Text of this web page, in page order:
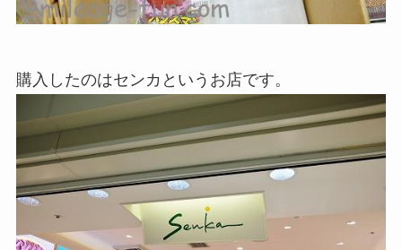
購入したのはセンカというお店です。